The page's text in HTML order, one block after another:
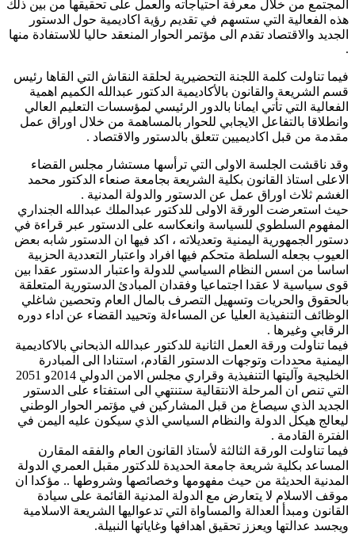
المجتمع من خلال معرفة احتياجاته والعمل على تحقيقها من بين ذلك
هذه الفعالية التي ستسهم في تقديم رؤية اكاديمية حول الدستور
الجديد والاقتصاد تقدم الى مؤتمر الحوار المنعقد حاليا للاستفادة منها
.
فيما تناولت كلمة اللجنة التحضيرية لحلقة النقاش التي القاها رئيس
قسم الشريعة والقانون بالأكاديمية الدكتور عبدالله الكميم اهمية
الفعالية التي تأتي ايمانا بالدور الرئيسي لمؤسسات التعليم العالي
وانطلاقا بالتفاعل الايجابي للحوار بالمساهمة من خلال اوراق عمل
مقدمة من قبل اكاديميين تتعلق بالدستور والاقتصاد .
وقد ناقشت الجلسة الاولى التي ترأسها مستشار مجلس القضاء
الاعلى استاذ القانون بكلية الشريعة بجامعة صنعاء الدكتور محمد
الغشم ثلاث اوراق عمل عن الدستور والدولة المدنية .
حيث استعرضت الورقة الاولى للدكتور عبدالملك عبدالله الجنداري
المفهوم السلطوي للسياسة وانعكاسه على الدستور عبر قراءة في
دستور الجمهورية اليمنية وتعديلاته ، اكد فيها ان الدستور شابه بعض
العيوب بجعله السلطة متحكم فيها افراد واعتبار التعددية الحزبية
اساسا من اسس النظام السياسي للدولة واعتبار الدستور عقدا بين
قوى سياسية لا عقدا اجتماعيا وفقدان المبادئ الدستورية المتعلقة
بالحقوق والحريات وتسهيل التصرف بالمال العام وتحصين شاغلي
الوظائف التنفيذية العليا عن المساءلة وتحييد القضاء عن اداء دوره
الرقابي وغيرها .
فيما تناولت ورقة العمل الثانية للدكتور عبدالله الذبحاني بالاكاديمية
اليمنية محددات وتوجهات الدستور القادم، استنادا الى المبادرة
الخليجية وآليتها التنفيذية وقراري مجلس الامن الدولي 2014و 2051
التي تنص ان المرحلة الانتقالية ستنتهي الى استفتاء على الدستور
الجديد الذي سيصاغ من قبل المشاركين في مؤتمر الحوار الوطني
ليعالج هيكل الدولة والنظام السياسي الذي سيكون عليه اليمن في
الفترة القادمة .
فيما تناولت الورقة الثالثة لأستاذ القانون العام والفقه المقارن
المساعد بكلية شريعة جامعة الحديدة للدكتور مقبل العمري الدولة
المدنية الحديثة من حيث مفهومها وخصائصها وشروطها .. مؤكدا ان
موقف الاسلام لا يتعارض مع الدولة المدنية القائمة على سيادة
القانون ومبدأ العدالة والمساواة التي تدعواليها الشريعة الاسلامية
ويجسد عدالتها ويعزز تحقيق اهدافها وغاياتها النبيلة.